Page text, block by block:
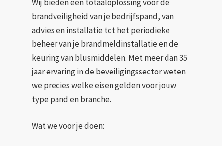
Wij bieden een totaaloplossing voor de
brandveiligheid van je bedrijfspand, van
advies en installatie tot het periodieke
beheer van je brandmeldinstallatie en de
keuring van blusmiddelen. Met meer dan 35
jaar ervaring in de beveiligingssector weten
we precies welke eisen gelden voor jouw
type pand en branche.
Wat we voor je doen: